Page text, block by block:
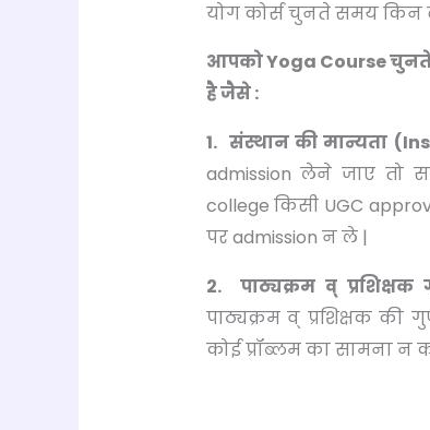
योग कोर्स चुनते समय किन
आपको Yoga Course
है जैसे :
1. संस्थान की मान्यता
admission लेने जाए तो
college किसी UGC
पर admission न ले |
2. पाठ्यक्रम व्
पाठ्यक्रम व् प्रशिक्षक
कोई प्रॉब्लम का सामना न